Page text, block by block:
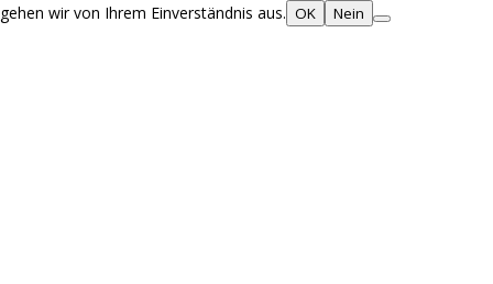
gehen wir von Ihrem Einverständnis aus. OK Nein